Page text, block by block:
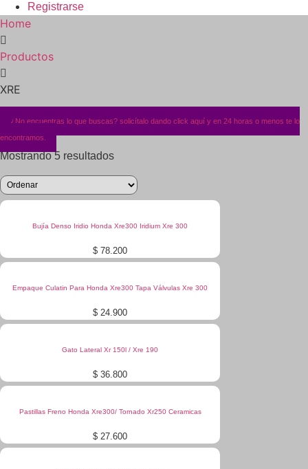
Registrarse
Home
Productos
XRE
¿No encuentras lo que buscas? solicítalo dando click aquí y en 24 horas o menos te lo
encontramos.
Mostrando 5 resultados
Bujía Denso Iridio Honda Xre300 Iridium Xre 300
$ 78.200
Empaque Culatin Para Honda Xre300 Tapa Válvulas Xre 300
$ 24.900
Gato Lateral Xr 150l / Xre 190
$ 36.800
Pastillas Freno Honda Xre300/ Tornado Xr250 Ceramicas
$ 27.600